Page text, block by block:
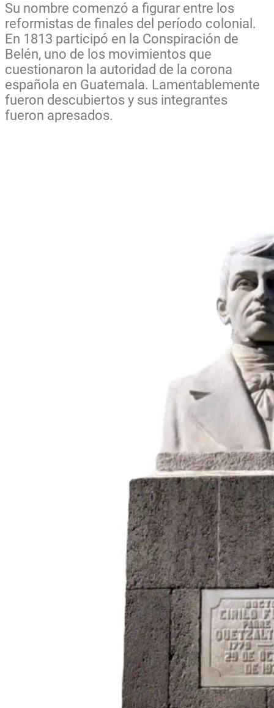
Su nombre comenzó a figurar entre los
reformistas de finales del período colonial.
En 1813 participó en la Conspiración de
Belén, uno de los movimientos que
cuestionaron la autoridad de la corona
española en Guatemala. Lamentablemente
fueron descubiertos y sus integrantes
fueron apresados.